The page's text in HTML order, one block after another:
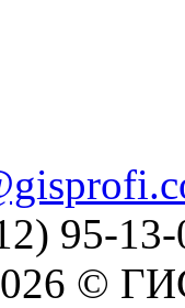
95-13-
©